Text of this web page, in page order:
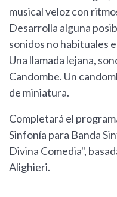
musical veloz con
Desarrolla alguna
sonidos no habituales
Una llamada lejana,
Candombe. Un
de miniatura.
Completará el
Sinfonía para Banda
Divina Comedia",
Alighieri.